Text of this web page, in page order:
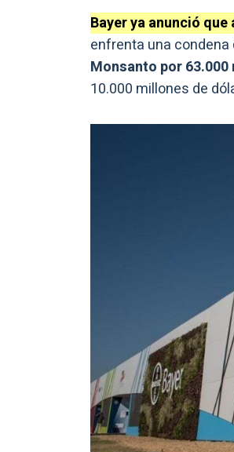
Bayer ya anunció
enfrenta una
Monsanto por
10.000 millones de